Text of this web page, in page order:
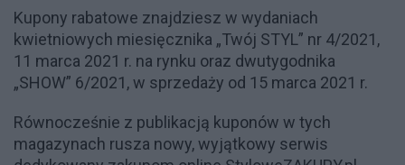
Kupony rabatowe znajdziesz w wydaniach
kwietniowych miesięcznika „Twój STYL” nr 4/2021,
11 marca 2021 r. na rynku oraz dwutygodnika
„SHOW” 6/2021, w sprzedaży od 15 marca 2021 r.
Równocześnie z publikacją kuponów w tych
magazynach rusza nowy, wyjątkowy serwis